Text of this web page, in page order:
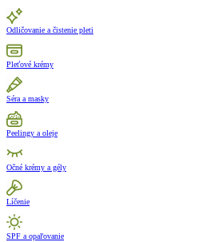
Odličovanie a čistenie pleti
Pleťové krémy
Séra a masky
Peelingy a oleje
Očné krémy a gély
Líčenie
SPF a opaľovanie